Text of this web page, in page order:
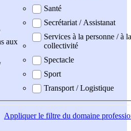
aux
Santé
Secrétariat / Assistanat
Services à la personne / à la
collectivité
Spectacle
Sport
Transport / Logistique
Appliquerle filtre du domaine